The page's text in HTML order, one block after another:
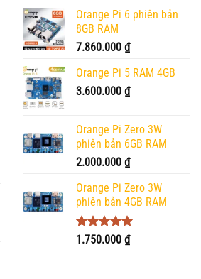
Orange Pi 6 phiên bản
8GB RAM
7.860.000 ₫
Orange Pi 5 RAM 4GB
3.600.000 ₫
Orange Pi Zero 3W
phiên bản 6GB RAM
2.000.000 ₫
Orange Pi Zero 3W
phiên bản 4GB RAM
Được xếp
1.750.000 ₫